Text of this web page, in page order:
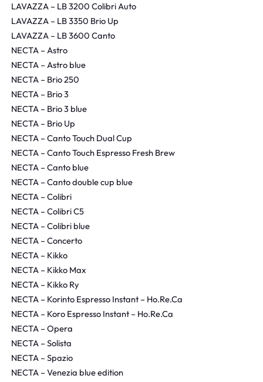
LAVAZZA – LB 3200 Colibri Auto
LAVAZZA – LB 3350 Brio Up
LAVAZZA – LB 3600 Canto
NECTA – Astro
NECTA – Astro blue
NECTA – Brio 250
NECTA – Brio 3
NECTA – Brio 3 blue
NECTA – Brio Up
NECTA – Canto Touch Dual Cup
NECTA – Canto Touch Espresso Fresh Brew
NECTA – Canto blue
NECTA – Canto double cup blue
NECTA – Colibri
NECTA – Colibri C5
NECTA – Colibri blue
NECTA – Concerto
NECTA – Kikko
NECTA – Kikko Max
NECTA – Kikko Ry
NECTA – Korinto Espresso Instant – Ho.Re.Ca
NECTA – Koro Espresso Instant – Ho.Re.Ca
NECTA – Opera
NECTA – Solista
NECTA – Spazio
NECTA – Venezia blue edition